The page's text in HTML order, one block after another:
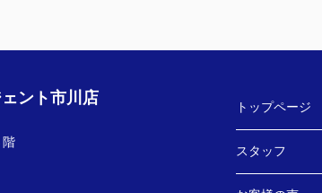
ント市川店
階
トップページ
スタッフ